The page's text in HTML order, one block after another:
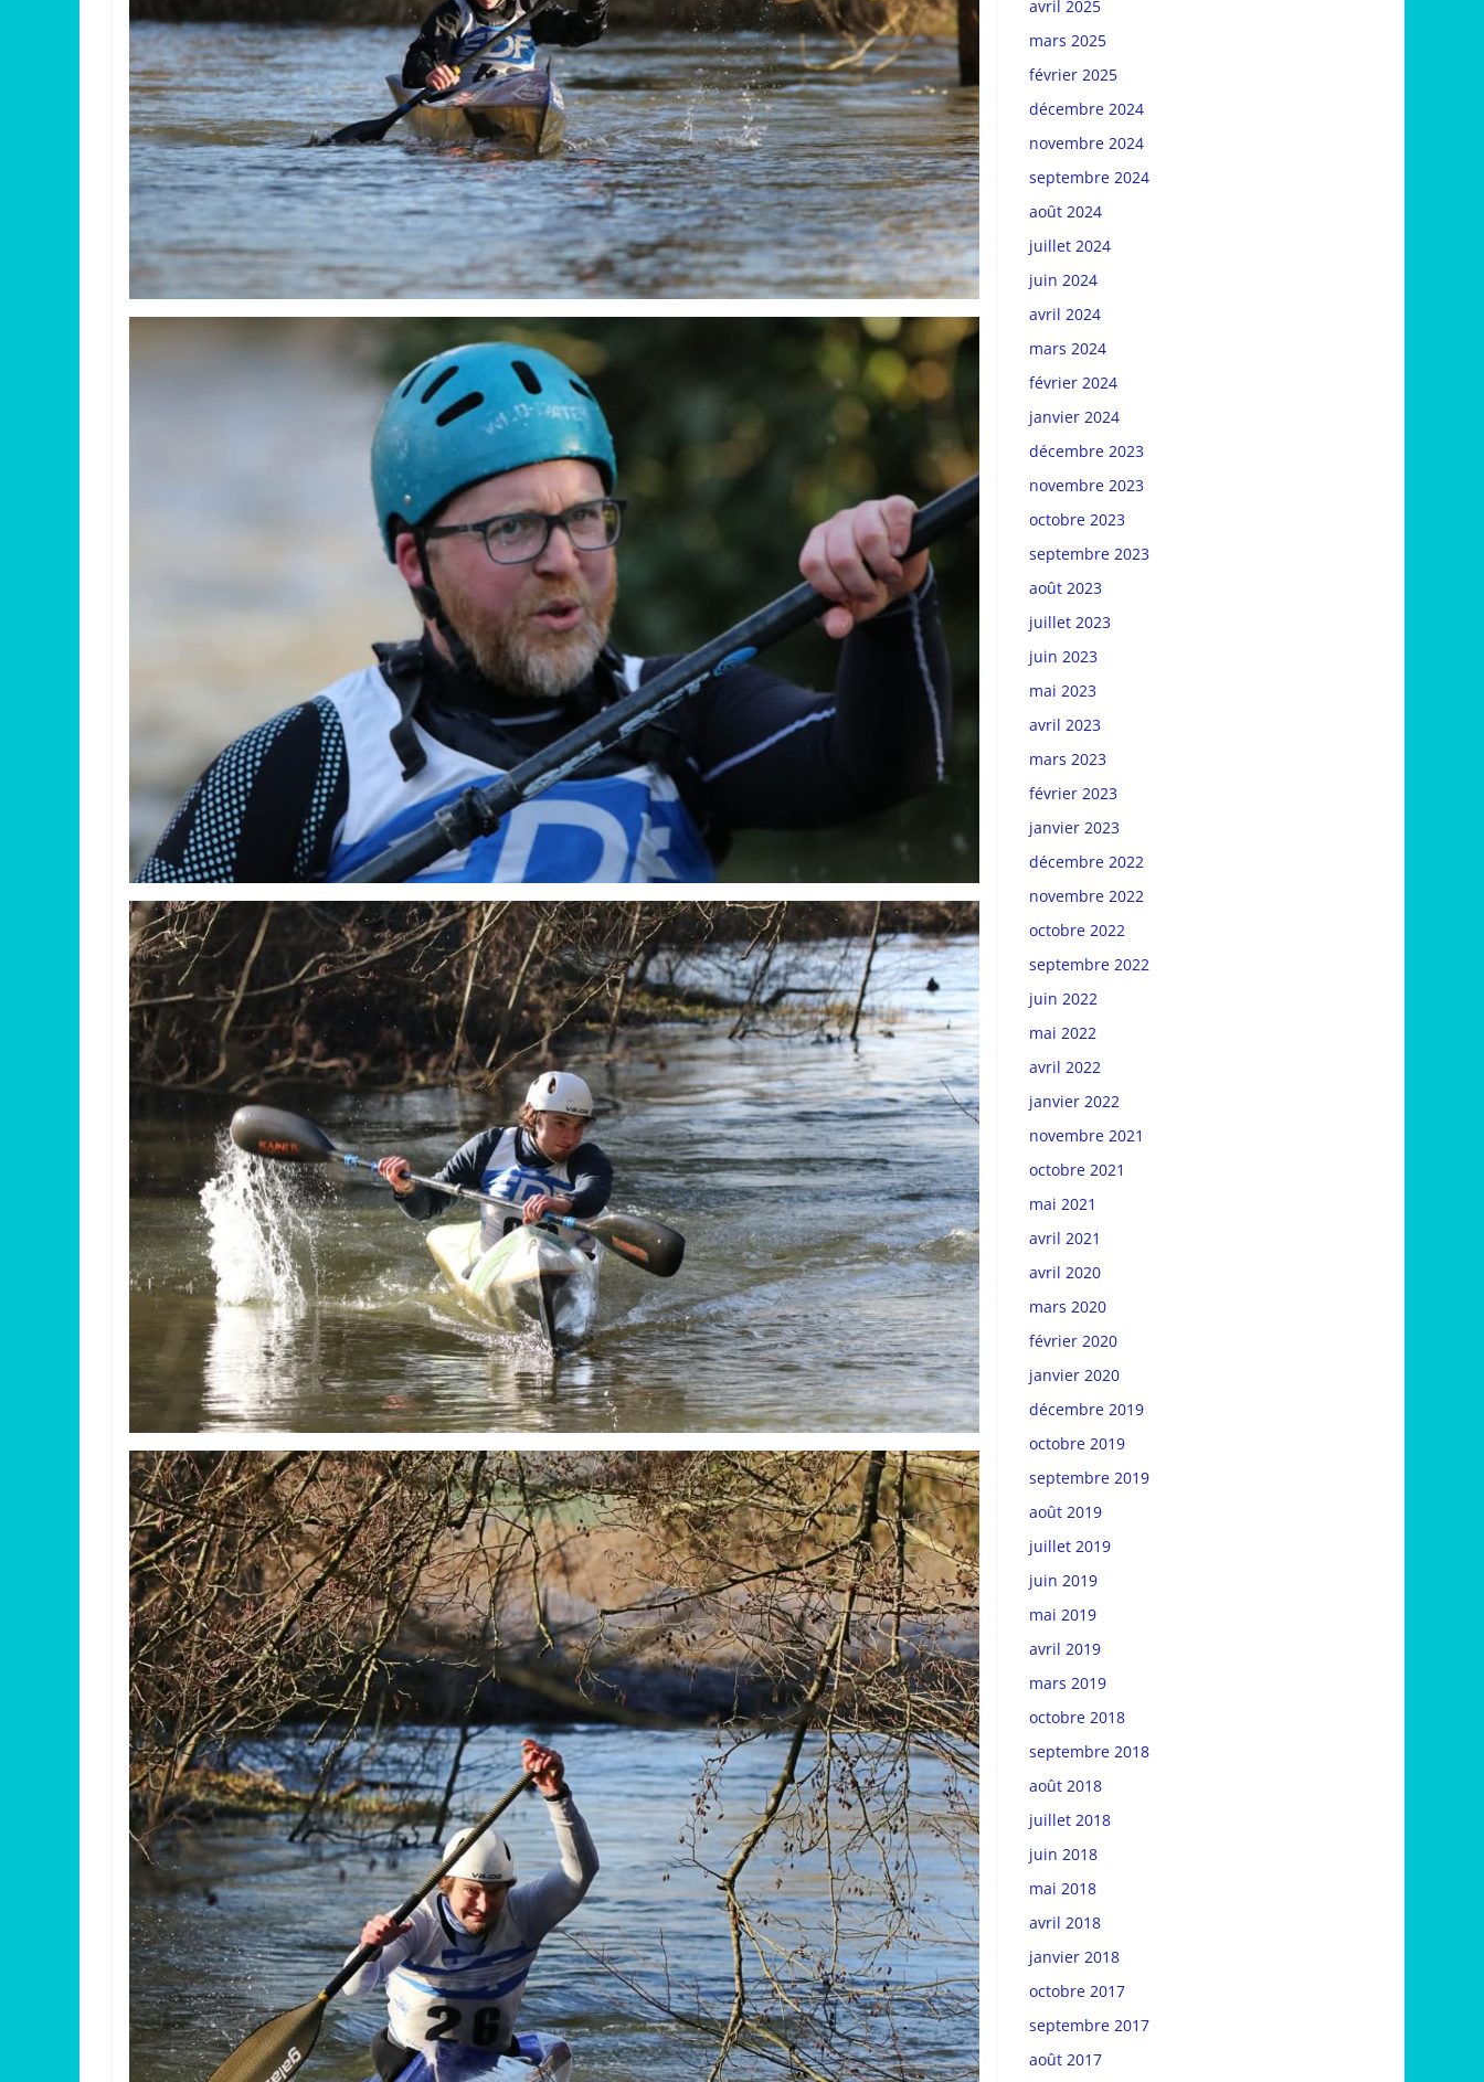
avril 2025
mars 2025
février 2025
décembre 2024
novembre 2024
septembre 2024
août 2024
juillet 2024
juin 2024
avril 2024
mars 2024
février 2024
janvier 2024
décembre 2023
novembre 2023
octobre 2023
septembre 2023
août 2023
juillet 2023
juin 2023
mai 2023
avril 2023
mars 2023
février 2023
janvier 2023
décembre 2022
novembre 2022
octobre 2022
septembre 2022
juin 2022
mai 2022
avril 2022
janvier 2022
novembre 2021
octobre 2021
mai 2021
avril 2021
avril 2020
mars 2020
février 2020
janvier 2020
décembre 2019
octobre 2019
septembre 2019
août 2019
juillet 2019
juin 2019
mai 2019
avril 2019
mars 2019
octobre 2018
septembre 2018
août 2018
juillet 2018
juin 2018
mai 2018
avril 2018
janvier 2018
octobre 2017
septembre 2017
août 2017